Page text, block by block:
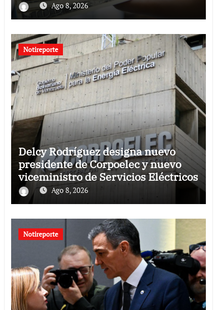
Ago 8, 2026
Notireporte
Delcy Rodríguez designa nuevo
presidente de Corpoelec y nuevo
viceministro de Servicios Eléctricos
Ago 8, 2026
Notireporte